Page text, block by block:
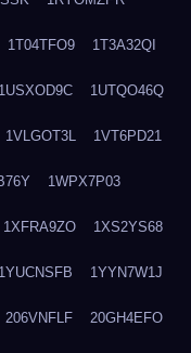
1T04TFO9 1T3A32QI
1USXOD9C 1UTQO46Q
1VLGOT3L 1VT6PD21
1WPX7P03
1XFRA9ZO 1XS2YS68
1YUCNSFB 1YYN7W1J
206VNFLF 20GH4EFO